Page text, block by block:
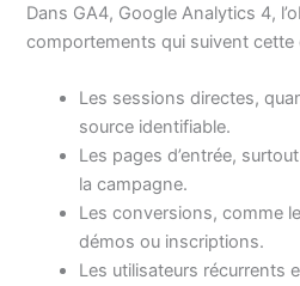
Dans GA4, Google Analytics 4,
comportements qui suivent cette
Les sessions directes,
source identifiable.
Les pages d’entrée,
la campagne.
Les conversions, comme
démos ou inscriptions.
Les utilisateurs récurrents